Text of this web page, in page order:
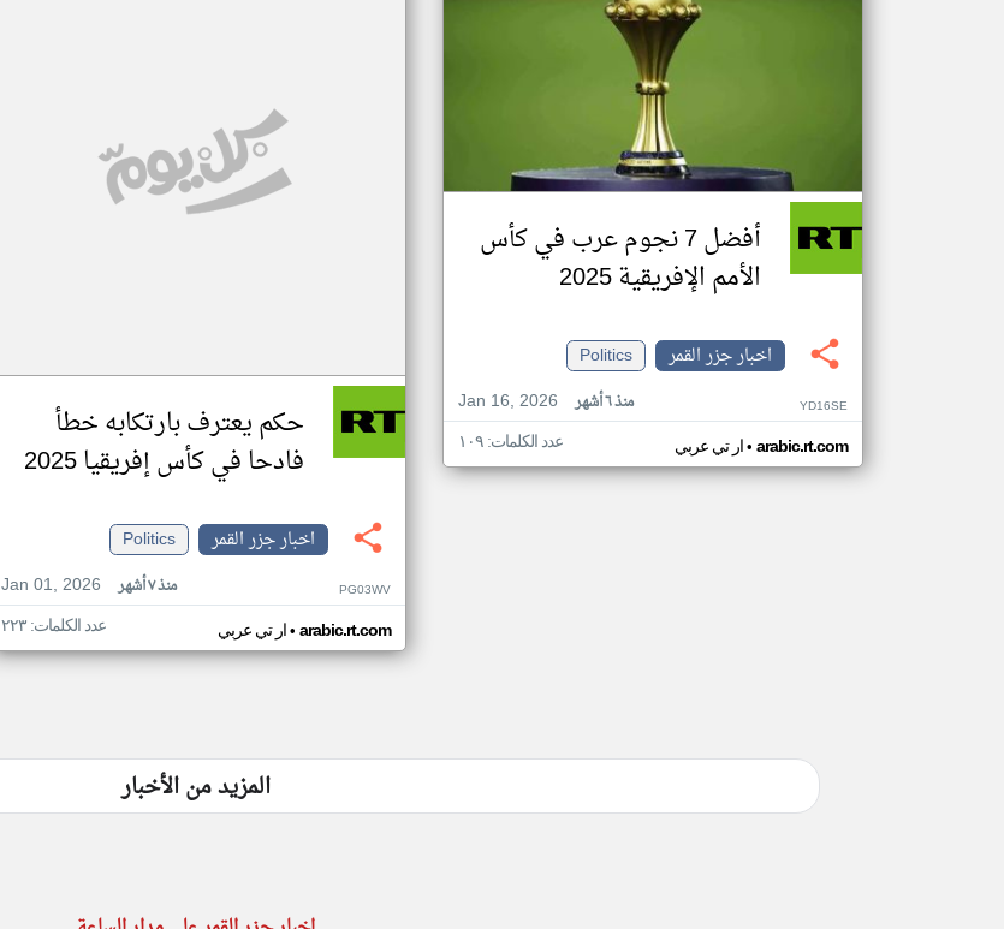
أفضل 7 نجوم عرب في كأس
الأمم الإفريقية 2025
اخبار جزر القمر
Politics
Jan 16, 2026
منذ ٦ أشهر YD16SE
ار تي عربي• arabic.rt.com عدد الكلمات: ١٠٩
حكم يعترف بارتكابه خطأ
فادحا في كأس إفريقيا 2025
اخبار جزر القمر
Politics
Jan 01, 2026
منذ ٧ أشهر PG03WV
ار تي عربي• arabic.rt.com عدد الكلمات: ٢٢٣
المزيد من الأخبار